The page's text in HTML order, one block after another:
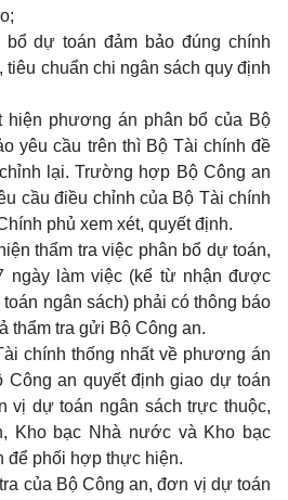
bổ dự toán đảm bảo đúng chính
tiêu chuẩn chi ngân sách quy định
hiện phương án phân bổ của Bộ
yêu cầu trên thì Bộ Tài chính đề
lại. Trường hợp Bộ Công an
cầu điều chỉnh của Bộ Tài chính
phủ xem xét, quyết định.
thẩm tra việc phân bổ dự toán,
ngày làm việc (kể từ nhận được
ngân sách) phải có thông báo
thẩm tra gửi Bộ Công an.
chính thống nhất về phương án
Công an quyết định giao dự toán
vị dự toán ngân sách trực thuộc,
Kho bạc Nhà nước và Kho bạc
để phối hợp thực hiện.
của Bộ Công an, đơn vị dự toán